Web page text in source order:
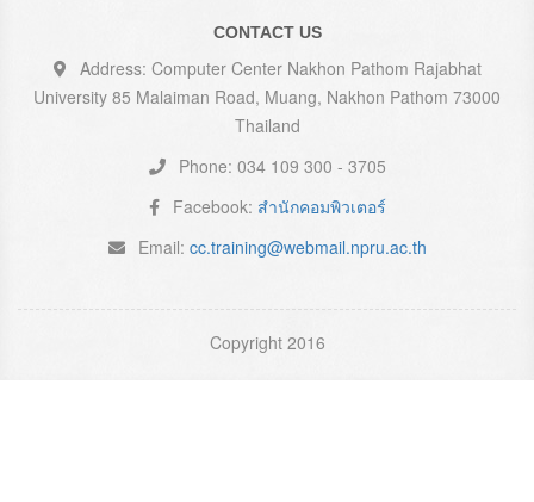
CONTACT US
Address: Computer Center Nakhon Pathom Rajabhat
University 85 Malaiman Road, Muang, Nakhon Pathom 73000
Thailand
Phone: 034 109 300 - 3705
Facebook: สำนักคอมพิวเตอร์
Email: cc.training@webmail.npru.ac.th
Copyright 2016